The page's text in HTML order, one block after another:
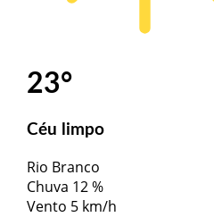
23°
Céu limpo
Rio Branco
Chuva 12 %
Vento 5 km/h